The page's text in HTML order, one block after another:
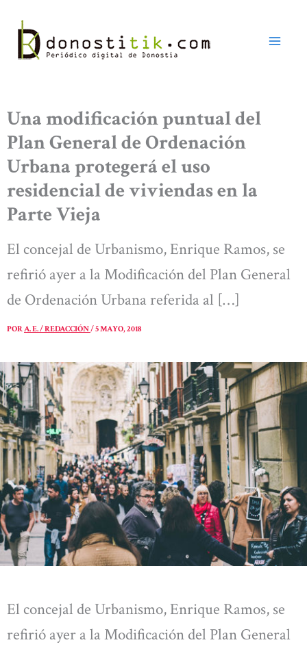
contenido
Una modificación puntual del
Plan General de Ordenación
Urbana protegerá el uso
residencial de viviendas en la
Parte Vieja
El concejal de Urbanismo, Enrique Ramos, se
refirió ayer a la Modificación del Plan General
de Ordenación Urbana referida al […]
PORA. E. / REDACCIÓN/5 MAYO, 2018
El concejal de Urbanismo, Enrique Ramos, se
refirió ayer a la Modificación del Plan General